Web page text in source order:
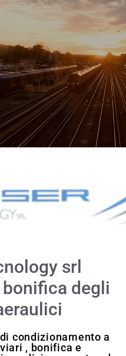
srl
degli
condizionamento a
, bonifica e